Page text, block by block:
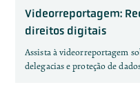
Videorreportagem:
direitos digitais
Assista à videorreportagem
delegacias e proteção de